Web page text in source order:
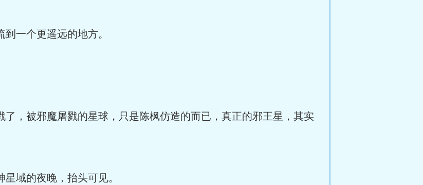
一个更遥远的地方。
，被邪魔屠戮的星球，只是陈枫仿造的而已，真正的邪王星，其实
域的夜晚，抬头可见。